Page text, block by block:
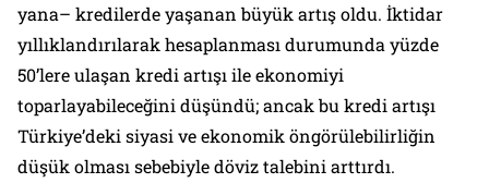
yana– kredilerde yaşanan büyük artış oldu. İktidar
yıllıklandırılarak hesaplanması durumunda yüzde
50’lere ulaşan kredi artışı ile ekonomiyi
toparlayabileceğini düşündü; ancak bu kredi artışı
Türkiye’deki siyasi ve ekonomik öngörülebilirliğin
düşük olması sebebiyle döviz talebini arttırdı.